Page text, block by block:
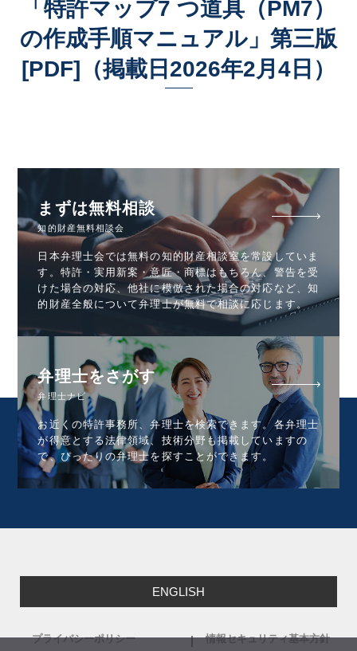
「特許マップ7 つ道具（PM7）
の作成手順マニュアル」第三版
[PDF]（掲載日2026年2月4日）
まずは無料相談
知的財産無料相談会
日本弁理士会では無料の知的財産相談室を常設していま
す。特許・実用新案・意匠・商標はもちろん、警告を受
けた場合の対応、他社に模倣された場合の対応など、知
的財産全般について弁理士が無料で相談に応じます。
弁理士をさがす
弁理士ナビ
お近くの特許事務所、弁理士を検索できます。各弁理士
が得意とする法律領域、技術分野も掲載していますの
で、ぴったりの弁理士を探すことができます。
ENGLISH
プライバシーポリシー 情報セキュリティ基本方針